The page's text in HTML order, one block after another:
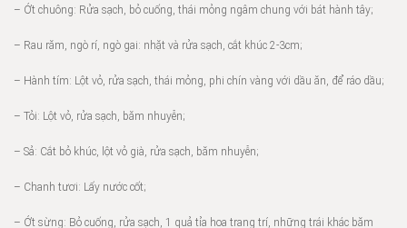
– Ớt chuông: Rửa sạch, bỏ cuống, thái mỏng ngâm chung với bát hành tây;
– Rau răm, ngò rí, ngò gai: nhặt và rửa sạch, cắt khúc 2-3cm;
– Hành tím: Lột vỏ, rửa sạch, thái mỏng, phi chín vàng với dầu ăn, để ráo dầu;
– Tỏi: Lột vỏ, rửa sạch, băm nhuyễn;
– Sả: Cắt bỏ khúc, lột vỏ già, rửa sạch, băm nhuyễn;
– Chanh tươi: Lấy nước cốt;
– Ớt sừng: Bỏ cuống, rửa sạch, 1 quả tỉa hoa trang trí, những trái khác băm